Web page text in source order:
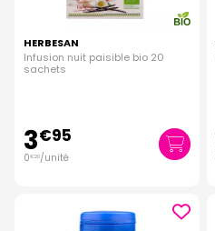
HERBESAN
Infusion nuit paisible bio 20
sachets
3€95
0€20/unité